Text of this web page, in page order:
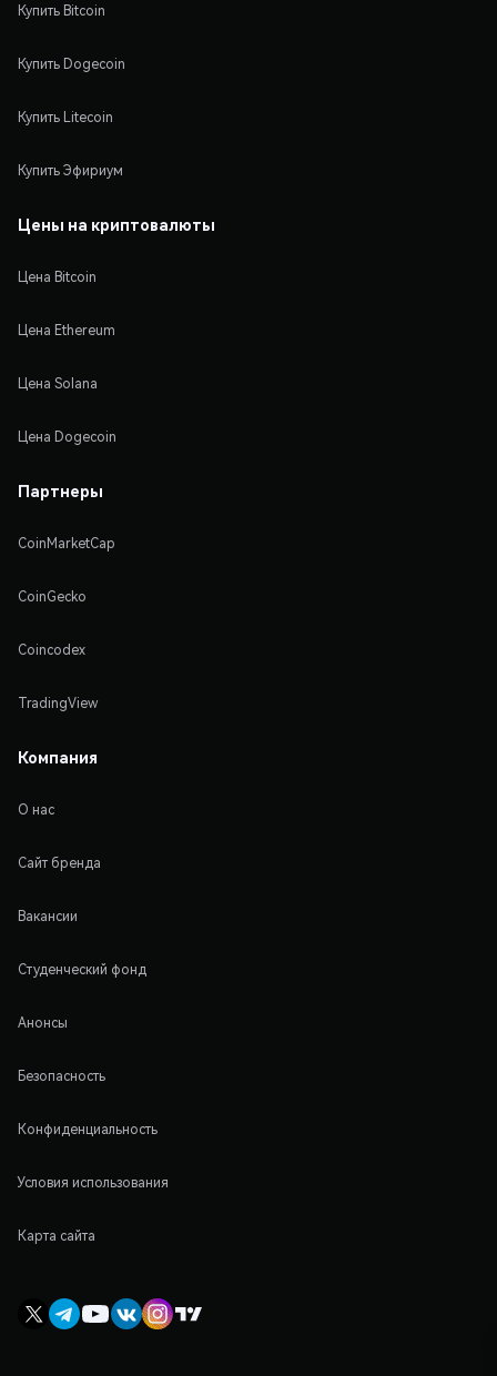
Купить Bitcoin
Купить Dogecoin
Купить Litecoin
Купить Эфириум
Цены на криптовалюты
Цена Bitcoin
Цена Ethereum
Цена Solana
Цена Dogecoin
Партнеры
CoinMarketCap
CoinGecko
Coincodex
TradingView
Компания
О нас
Сайт бренда
Вакансии
Студенческий фонд
Анонсы
Безопасность
Конфиденциальность
Условия использования
Карта сайта